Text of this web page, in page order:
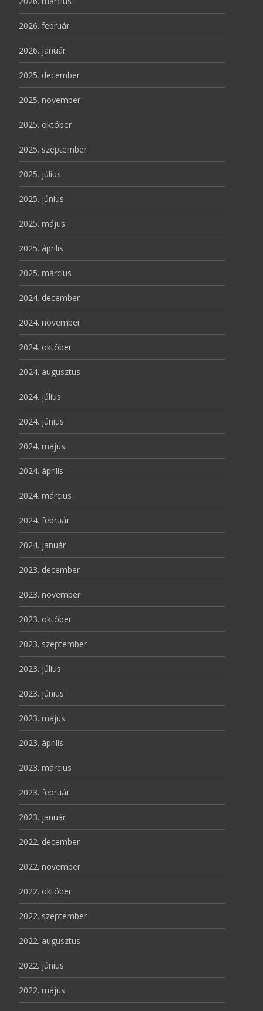
2026. február
2026. január
2025. december
2025. november
2025. október
2025. szeptember
2025. július
2025. június
2025. május
2025. április
2025. március
2024. december
2024. november
2024. október
2024. augusztus
2024. július
2024. június
2024. május
2024. április
2024. március
2024. február
2024. január
2023. december
2023. november
2023. október
2023. szeptember
2023. július
2023. június
2023. május
2023. április
2023. március
2023. február
2023. január
2022. december
2022. november
2022. október
2022. szeptember
2022. augusztus
2022. június
2022. május